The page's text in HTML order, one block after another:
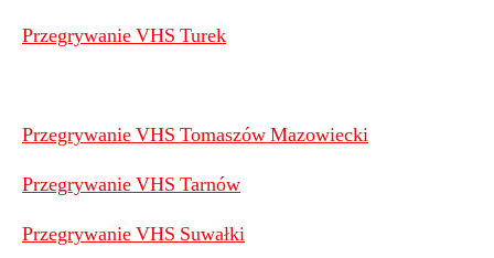
Przegrywanie VHS Turek
Przegrywanie VHS Tomaszów Mazowiecki
Przegrywanie VHS Tarnów
Przegrywanie VHS Suwałki